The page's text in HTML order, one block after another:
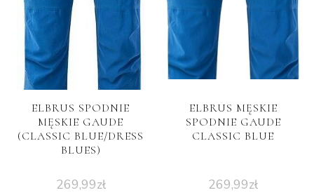
ELBRUS SPODNIE
MĘSKIE GAUDE
(CLASSIC BLUE/DRESS
BLUES)
269,99zł
ELBRUS MĘSKIE
SPODNIE GAUDE
CLASSIC BLUE
269,99zł